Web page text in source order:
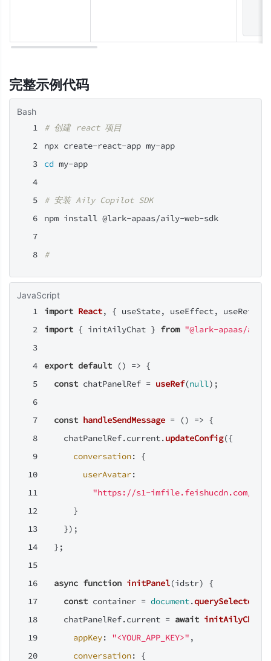
完整示例代码
Bash
# 创建 react 项目
npx create-react-app my-app
cd my-app
# 安装 Aily Copilot SDK
npm install @lark-apaas/aily-web-sdk
#
JavaScript
import React, { useState, useEffect, useRef }
import { initAilyChat } from "@lark-apaas/
export default () => {
const chatPanelRef = useRef(null);
const handleSendMessage = () => {
    chatPanelRef.
current.updateConfig({
conversation: {
userAvatar:
"https://s1-imfile.feishucdn.com/
      }
    });
  };
async function initPanel(idstr) {
const container = document.querySelector
    chatPanelRef.
current = await initAilyChat
appKey: "<YOUR_APP_KEY>" ,
conversation: {